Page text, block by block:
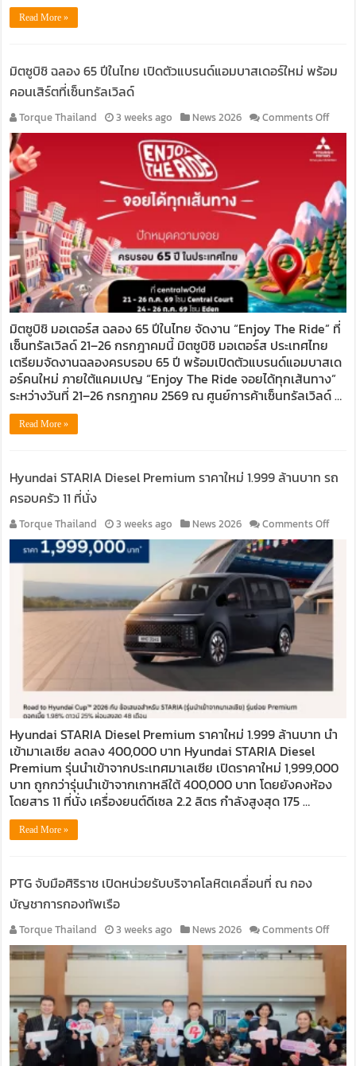
Read More »
มิตซูบิชิ ฉลอง 65 ปีในไทย เปิดตัวแบรนด์แอมบาสเดอร์ใหม่ พร้อม
คอนเสิร์ตที่เซ็นทรัลเวิลด์
Torque Thailand 3 weeks ago News 2026 Comments Offon
มิต
ซู
บิชิ
ฉลอง
65
ปี
ใน
ไทย
เปิด
ตัว
แบ
รนด์
แอม
บา
อร์
ใหม่
พร้อม
คอนเ
มิตซูบิชิ มอเตอร์ส ฉลอง 65 ปีในไทย จัดงาน “Enjoy The Ride” ที่
เซ็นทรัลเวิลด์ 21–26 กรกฎาคมนี้ มิตซูบิชิ มอเตอร์ส ประเทศไทย
เตรียมจัดงานฉลองครบรอบ 65 ปี พร้อมเปิดตัวแบรนด์แอมบาสเด
อร์คนใหม่ ภายใต้แคมเปญ “Enjoy The Ride จอยได้ทุกเส้นทาง”
ระหว่างวันที่ 21–26 กรกฎาคม 2569 ณ ศูนย์การค้าเซ็นทรัลเวิลด์ …
Read More »
Hyundai STARIA Diesel Premium ราคาใหม่ 1.999 ล้านบาท รถ
ครอบครัว 11 ที่นั่ง
Torque Thailand 3 weeks ago News 2026 Comments Offon
ราคา
ใหม่
บาท
ครอบ
นั่ง
Hyundai STARIA Diesel Premium ราคาใหม่ 1.999 ล้านบาท นำ
เข้ามาเลเซีย ลดลง 400,000 บาท Hyundai STARIA Diesel
Premium รุ่นนำเข้าจากประเทศมาเลเซีย เปิดราคาใหม่ 1,999,000
บาท ถูกกว่ารุ่นนำเข้าจากเกาหลีใต้ 400,000 บาท โดยยังคงห้อง
โดยสาร 11 ที่นั่ง เครื่องยนต์ดีเซล 2.2 ลิตร กำลังสูงสุด 175 …
Read More »
PTG จับมือศิริราช เปิดหน่วยรับบริจาคโลหิตเคลื่อนที่ ณ กอง
บัญชาการกองทัพเรือ
Torque Thailand 3 weeks ago News 2026 Comments Offon
PTG
หน่วย
รับ
บริจา